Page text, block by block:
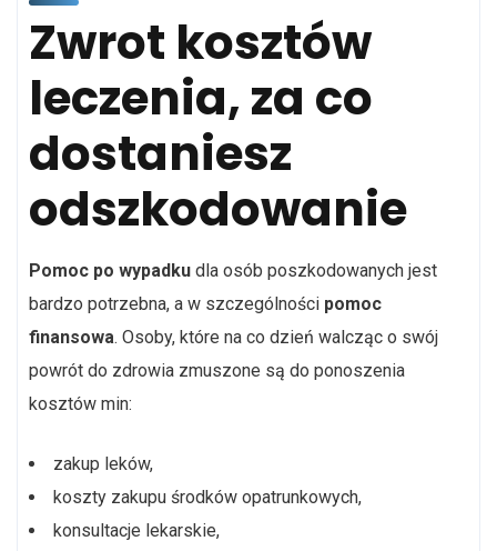
Zwrot kosztów
leczenia, za co
dostaniesz
odszkodowanie
Pomoc po wypadku dla osób poszkodowanych jest
bardzo potrzebna, a w szczególności pomoc
finansowa. Osoby, które na co dzień walcząc o swój
powrót do zdrowia zmuszone są do ponoszenia
kosztów min:
zakup leków,
koszty zakupu środków opatrunkowych,
konsultacje lekarskie,